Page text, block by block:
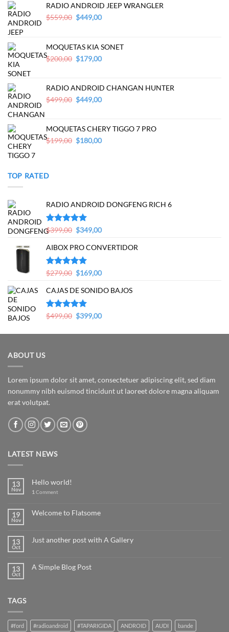
RADIO ANDROID JEEP WRANGLER
$559,00 Original
$559,00.
$449,00Current
$449,00.
MOQUETAS KIA SONET
$200,00 Original
$200,00.
$179,00Current
$179,00.
RADIO ANDROID CHANGAN HUNTER
$499,00 Original
$499,00.
$449,00Current
$449,00.
MOQUETAS CHERY TIGGO 7 PRO
$199,00 Original
$180,00Current
TOP RATED
RADIO ANDROID DONGFENG RICH 6
Valorado en
$399,00 Original
was:
$399,00.
$349,00Current
is:
AIBOX PRO CONVERTIDOR
Valorado en
$279,00 Original
was:
$279,00.
$169,00Current
is:
CAJAS DE SONIDO BAJOS
Valorado en
$499,00 Original
was:
$399,00Current
is:
ABOUT US
Lorem ipsum dolor sit amet, consectetuer adipiscing elit, sed diam
nonummy nibh euismod tincidunt ut laoreet dolore magna aliquam
erat volutpat.
LATEST NEWS
13
Nov
Hello world!
1 Comment
19
Nov
Welcome to Flatsome
13
Oct
Just another post with A Gallery
13
Oct
A Simple Blog Post
TAGS
#ford #radioandroid #TAPARIGIDA ANDROID AUDI bande